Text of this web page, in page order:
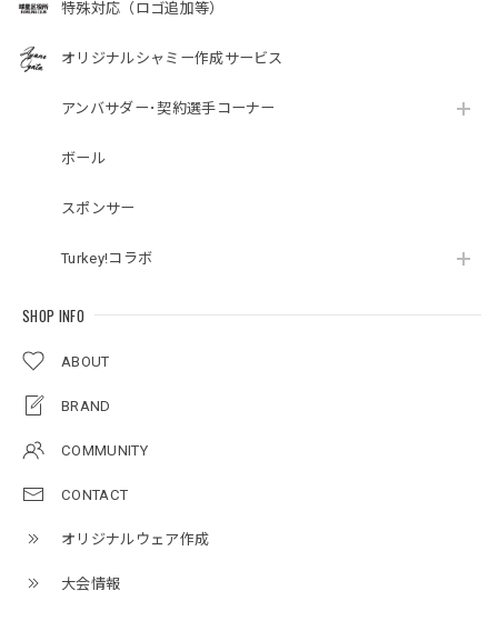
特殊対応（ロゴ追加等）
オリジナルシャミー作成サービス
アンバサダー･契約選手コーナー
ボール
スポンサー
Turkey!コラボ
SHOP INFO
ABOUT
BRAND
COMMUNITY
CONTACT
オリジナルウェア作成
大会情報